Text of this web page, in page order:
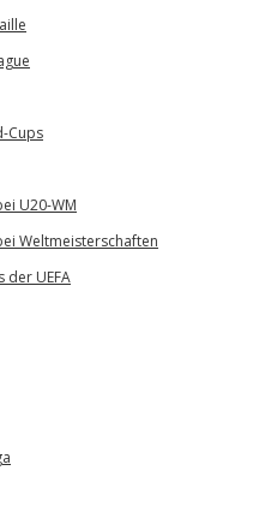
Cups
U20-WM
Weltmeisterschaften
der UEFA